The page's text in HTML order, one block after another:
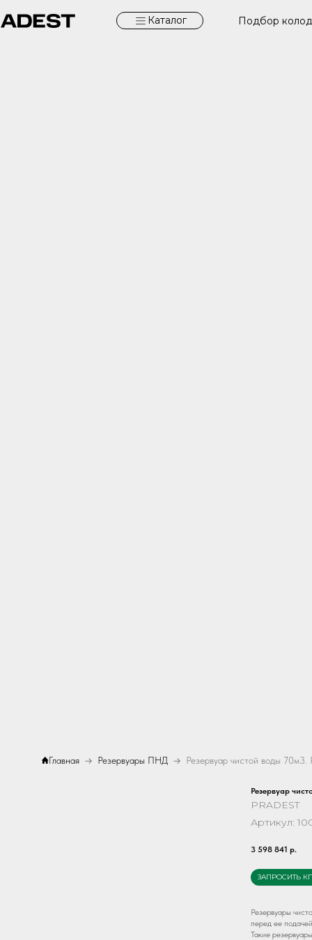
Подбор
Каталог
Главная Резервуары ПНД
Резервуар
PRADEST
Артикул:
3 598 841 р.
ЗАПРОСИТЬ
Резервуары
перед ее
Такие